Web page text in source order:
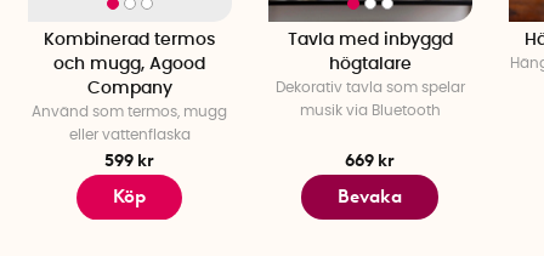
Kombinerad termos
och mugg, Agood
Company
Använd som termos, mugg
eller vattenflaska
599 kr
Köp
Tavla med inbyggd
högtalare
Dekorativ tavla som spelar
musik via Bluetooth
669 kr
Bevaka